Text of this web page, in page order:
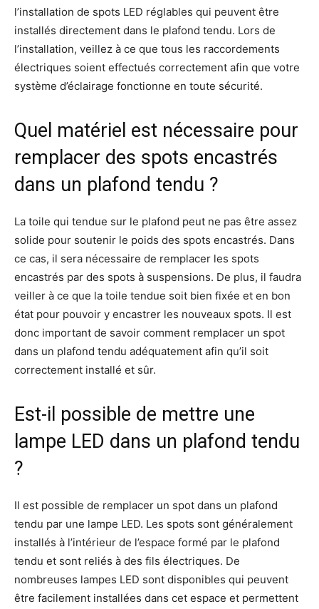
l’installation de spots LED réglables qui peuvent être
installés directement dans le plafond tendu. Lors de
l’installation, veillez à ce que tous les raccordements
électriques soient effectués correctement afin que votre
système d’éclairage fonctionne en toute sécurité.
Quel matériel est nécessaire pour
remplacer des spots encastrés
dans un plafond tendu ?
La toile qui tendue sur le plafond peut ne pas être assez
solide pour soutenir le poids des spots encastrés. Dans
ce cas, il sera nécessaire de remplacer les spots
encastrés par des spots à suspensions. De plus, il faudra
veiller à ce que la toile tendue soit bien fixée et en bon
état pour pouvoir y encastrer les nouveaux spots. Il est
donc important de savoir comment remplacer un spot
dans un plafond tendu adéquatement afin qu’il soit
correctement installé et sûr.
Est-il possible de mettre une
lampe LED dans un plafond tendu
?
Il est possible de remplacer un spot dans un plafond
tendu par une lampe LED. Les spots sont généralement
installés à l’intérieur de l’espace formé par le plafond
tendu et sont reliés à des fils électriques. De
nombreuses lampes LED sont disponibles qui peuvent
être facilement installées dans cet espace et permettent